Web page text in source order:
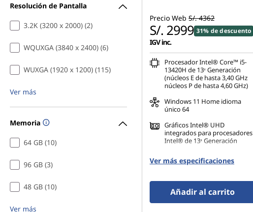
Resolución de Pantalla
3.2K (3200 x 2000) (2)
WQUXGA (3840 x 2400) (6)
WUXGA (1920 x 1200) (115)
Ver más
Memoria
64 GB (10)
96 GB (3)
48 GB (10)
Ver más
Precio Web S/. 4362
S/. 2999 31% de descuento
IGV inc.
Procesador Intel® Core™ i5-
13420H de 13ᵃ Generación
(núcleos E de hasta 3,40 GHz
núcleos P de hasta 4,60 GHz)
Windows 11 Home idioma
único 64
Gráficos Intel® UHD
integrados para procesadores
Intel® de 13ᵃ Generación
16 GB DDR5-4800MT/s
(SODIMM)
512 GB SSD M.2 2242 PCIe
Gen4 QLC
Ver más especificaciones
Añadir al carrito